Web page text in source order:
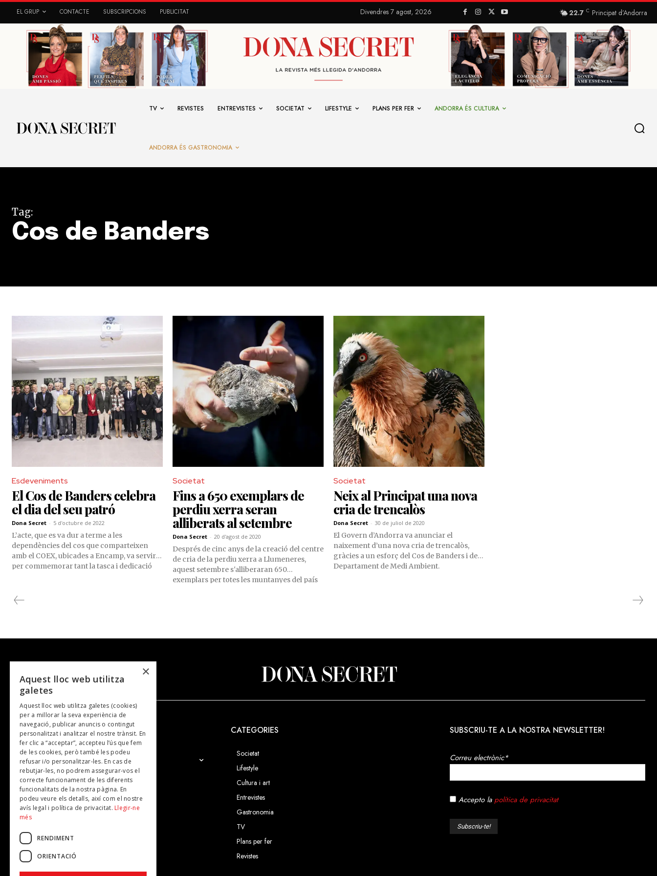
EL GRUP CONTACTE SUBSCRIPCIONS PUBLICITAT Divendres 7 agost, 2026 22.7 C Principat d’Andorra
TV REVISTES ENTREVISTES SOCIETAT LIFESTYLE PLANS PER FER ANDORRA ÉS CULTURA
ANDORRA ÉS GASTRONOMIA
Tag:
Cos de Banders
Esdeveniments
El Cos de Banders celebra
el dia del seu patró
Dona Secret - 5 d'octubre de 2022
L’acte, que es va dur a terme a les
dependències del cos que comparteixen
amb el COEX, ubicades a Encamp, va servir
per commemorar tant la tasca i dedicació
Josep Andorrà i Judit Vinyal.
Societat
Fins a 650 exemplars de
perdiu xerra seran
alliberats al setembre
Dona Secret - 20 d'agost de 2020
Després de cinc anys de la creació del centre
de cria de la perdiu xerra a Llumeneres,
aquest setembre s'alliberaran 650
exemplars per totes les muntanyes del país
Societat
Neix al Principat una nova
cria de trencalòs
Dona Secret - 30 de juliol de 2020
El Govern d’Andorra va anunciar el
naixement d’una nova cria de trencalòs,
gràcies a un esforç del Cos de Banders i del
Departament de Medi Ambient.
NOSALTRES
El Grup
Contacte
Subscripcions
Publicitat
CATEGORIES
Societat
Lifestyle
Cultura i art
Entrevistes
Gastronomia
TV
Plans per fer
Revistes
SUBSCRIU-TE A LA NOSTRA NEWSLETTER!
Correu electrònic*
Accepto la política de privacitat
×
Aquest lloc web utilitza
galetes
Aquest lloc web utilitza galetes (cookies)
per a millorar la seva experiència de
navegació, publicar anuncis o contingut
personalitzat i analitzar el nostre trànsit. En
fer clic a “acceptar”, accepteu l’ús que fem
de les cookies, però també les podeu
refusar i/o personalitzar-les. En cas de
rebutjar-les, no podrem assegurar-vos el
correcte funcionament de les diferents
funcionalitats de la nostra pàgina. En
podeu veure els detalls, així com el nostre
avís legal i política de privacitat. Llegir-ne
més
RENDIMENT
ORIENTACIÓ